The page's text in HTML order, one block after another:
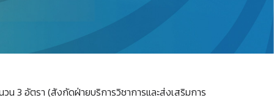
3 อัตรา (สังกัดฝ่ายบริการวิชาการและส่งเสริมการ